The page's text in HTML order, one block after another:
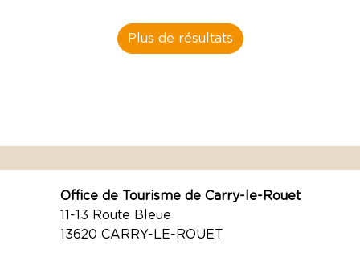
Plus de résultats
Office de Tourisme de Carry-le-Rouet
11-13 Route Bleue
13620 CARRY-LE-ROUET